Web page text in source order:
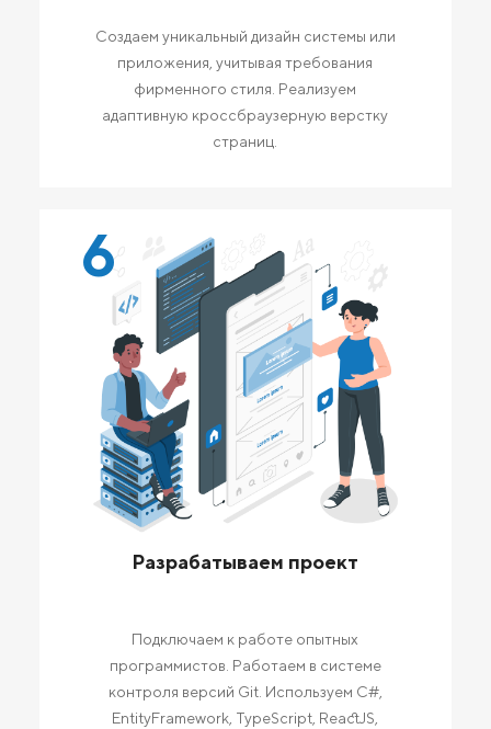
Создаем уникальный дизайн системы или
приложения, учитывая требования
фирменного стиля. Реализуем
адаптивную кроссбраузерную верстку
страниц.
6
Разрабатываем проект
Подключаем к работе опытных
программистов. Работаем в системе
контроля версий Git. Используем C#,
EntityFramework, TypeScript, ReactJS,